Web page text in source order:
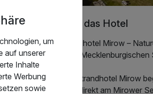
Über das Hotel
Strandhotel Mirow –
in der
Das Strandhotel Mirow
Lage direkt am Mirower
um
auf unserer
Inhalte
Werbung
sowie